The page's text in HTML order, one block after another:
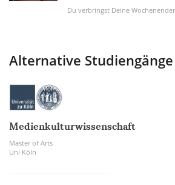
Alternative Studiengänge
Medienkulturwissenschaft
Master of Arts
Uni Köln